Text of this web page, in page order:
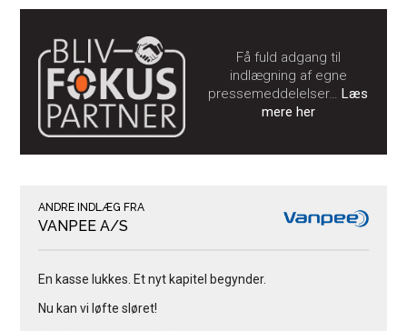
Få fuld adgang til
indlægning af egne
pressemeddelelser…Læs
mere her
ANDRE INDLÆG FRA
VANPEE A/S
En kasse lukkes. Et nyt kapitel begynder.
Nu kan vi løfte sløret!